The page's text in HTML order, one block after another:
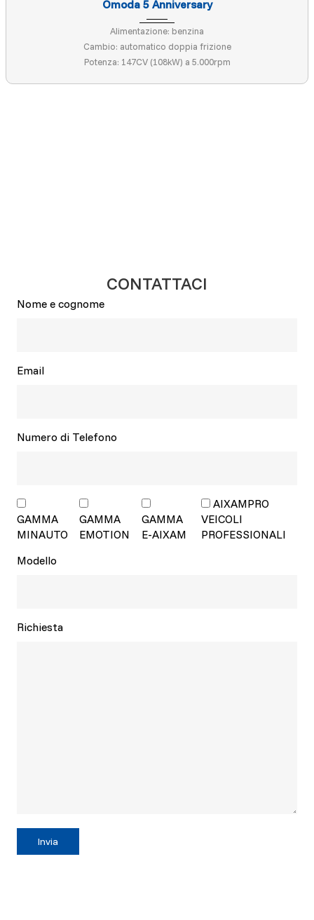
Omoda 5 Anniversary
Alimentazione: benzina
Cambio: automatico doppia frizione
Potenza: 147CV (108kW) a 5.000rpm
CONTATTACI
Nome e cognome
Email
Numero di Telefono
GAMMA
MINAUTO
GAMMA
EMOTION
GAMMA
E-AIXAM
AIXAMPRO
VEICOLI
PROFESSIONALI
Modello
Richiesta